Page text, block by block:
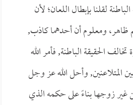
لقلنا بإبطال اللعان؛ لأن
ظاهر، ومعلوم أن أحدهما كاذب,
الحقيقة الباطنة, فأمر الله
المتلاعنين, وأحل الله عز وجل
غير زوجها بناءً على حكمه الذي